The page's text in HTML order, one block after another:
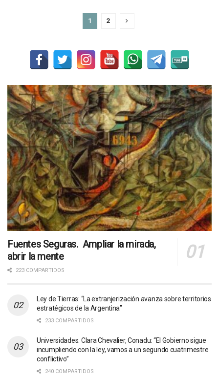
1 2
Fuentes Seguras. Ampliar la mirada,
abrir la mente
223 COMPARTIDOS
Ley de Tierras: “La extranjerización avanza sobre territorios
estratégicos de la Argentina”
233 COMPARTIDOS
Universidades. Clara Chevalier, Conadu: “El Gobierno sigue
incumpliendo con la ley, vamos a un segundo cuatrimestre
conflictivo”
240 COMPARTIDOS